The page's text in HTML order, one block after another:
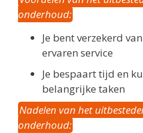
onderhoud:
Je bent verzekerd
ervaren service
Je bespaart tijd en
belangrijke taken
Nadelen van het
onderhoud: